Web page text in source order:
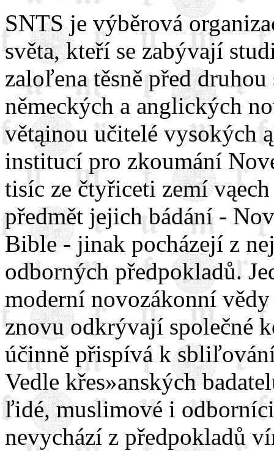
SNTS je výběrová
světa, kteří se zabývají
zaloľena těsně před
německých a anglických
větąinou učitelé vysokých
institucí pro zkoumání
tisíc ze čtyřiceti zemí
předmět jejich bádání -
Bible - jinak pocházejí z
odborných předpokladů.
moderní novozákonní
znovu odkrývají společné
účinně přispívá k
Vedle křes»anských
ľidé, muslimové i
nevychází z předpokladů